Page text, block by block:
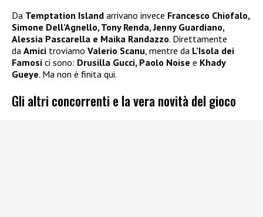
Da Temptation Island arrivano invece Francesco Chiofalo,
Simone Dell’Agnello, Tony Renda, Jenny Guardiano,
Alessia Pascarella e Maika Randazzo. Direttamente
da Amici troviamo Valerio Scanu , mentre da L’Isola dei
Famosi ci sono: Drusilla Gucci, Paolo Noise e Khady
Gueye. Ma non è finita qui.
Gli altri concorrenti e la vera novità del gioco